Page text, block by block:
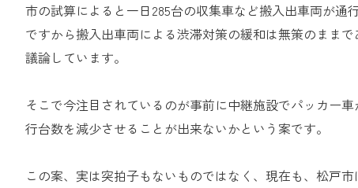
市の試算によると一日285台の収集車など搬入出車両が通
ですから搬入出車両による渋滞対策の緩和は無策のまま
議論しています。
そこで今注目されているのが事前に中継施設でパッカー
行台数を減少させることが出来ないかという案です。
この案、実は突拍子もないものではなく、現在も、松戸